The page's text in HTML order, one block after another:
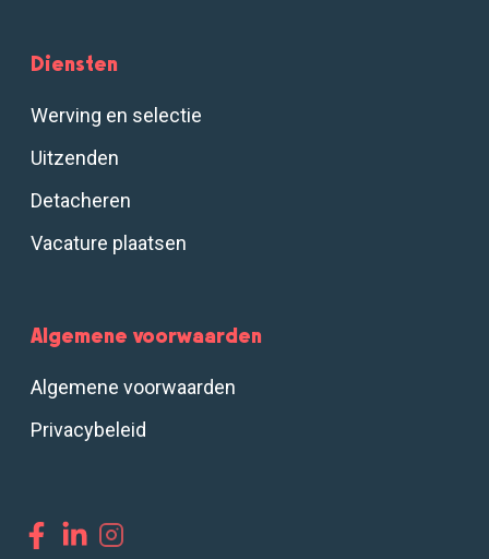
Diensten
Werving en selectie
Uitzenden
Detacheren
Vacature plaatsen
Algemene voorwaarden
Algemene voorwaarden
Privacybeleid